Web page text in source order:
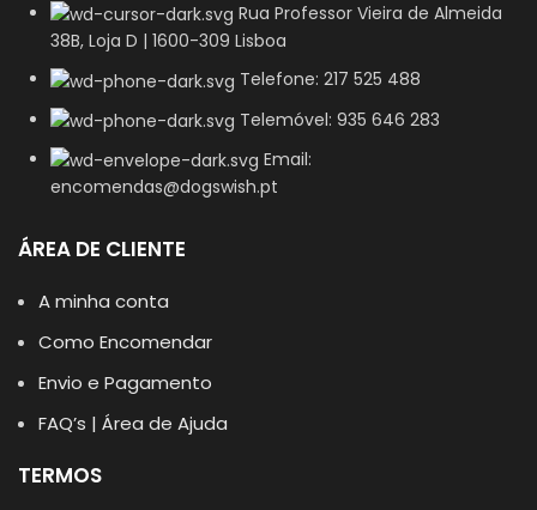
Rua Professor Vieira de Almeida
38B, Loja D | 1600-309 Lisboa
Telefone: 217 525 488
Telemóvel: 935 646 283
Email:
encomendas@dogswish.pt
ÁREA DE CLIENTE
A minha conta
Como Encomendar
Envio e Pagamento
FAQ’s | Área de Ajuda
TERMOS